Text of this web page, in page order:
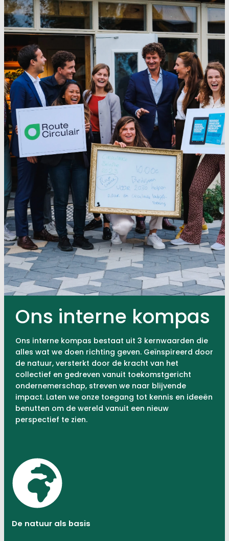
Ons interne kompas
Ons interne kompas bestaat uit 3 kernwaarden die
alles wat we doen richting geven. Geïnspireerd door
de natuur, versterkt door de kracht van het
collectief en gedreven vanuit toekomstgericht
ondernemerschap, streven we naar blijvende
impact. Laten we onze toegang tot kennis en ideeën
benutten om de wereld vanuit een nieuw
perspectief te zien.
De natuur als basis